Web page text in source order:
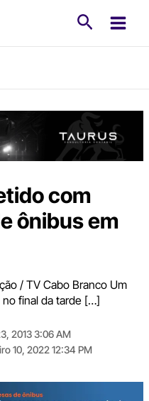
com
ônibus em
/ TV Cabo Branco Um
final da tarde […]
2013 3:06 AM
10, 2022 12:34 PM